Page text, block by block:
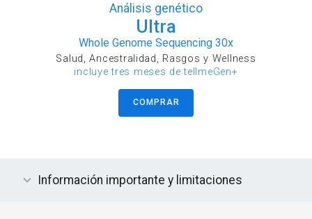
Análisis genético
Ultra
Whole Genome Sequencing 30x
Salud, Ancestralidad, Rasgos y Wellness
incluye tres meses de tellmeGen+
COMPRAR
Información importante y limitaciones